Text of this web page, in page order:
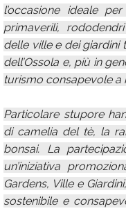
l’occasione ideale
primaverili,
delle ville e dei giardini
dell’Ossola e, più in
turismo consapevole a
Particolare stupore
di camelia del tè, la
bonsai. La
un’iniziativa
Gardens, Ville e
sostenibile e